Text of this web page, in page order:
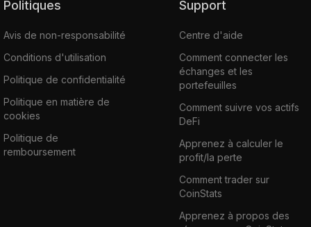
Politiques
Avis de non-responsabilité
Conditions d'utilisation
Politique de confidentialité
Politique en matière de
cookies
Politique de
remboursement
Support
Centre d'aide
Comment connecter les
échanges et les
portefeuilles
Comment suivre vos actifs
DeFi
Apprenez à calculer le
profit/la perte
Comment trader sur
CoinStats
Apprenez à propos des